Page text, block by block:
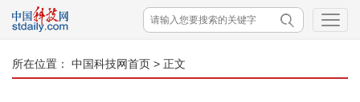
所在位置： 中国科技网首页 > 正文